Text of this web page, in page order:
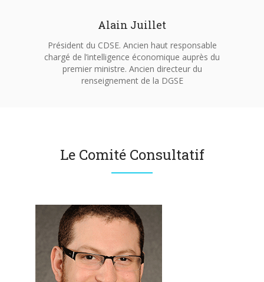
Alain Juillet
Président du CDSE. Ancien haut responsable
chargé de l’intelligence économique auprès du
premier ministre. Ancien directeur du
renseignement de la DGSE
Le Comité Consultatif